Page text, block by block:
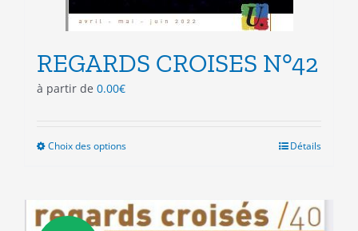
REGARDS CROISES N°42
à partir de 0.00€
Choix des optionsCe
plusieurs
variations.
Détails